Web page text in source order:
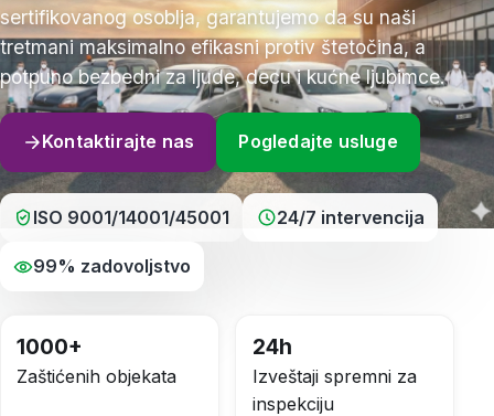
sertifikovanog osoblja, garantujemo da su naši
tretmani maksimalno efikasni protiv štetočina, a
potpuno bezbedni za ljude, decu i kućne ljubimce.
Kontaktirajte nas Pogledajte usluge
ISO 9001/14001/45001 24/7 intervencija
99% zadovoljstvo
1000+
Zaštićenih objekata
24h
Izveštaji spremni za
inspekciju